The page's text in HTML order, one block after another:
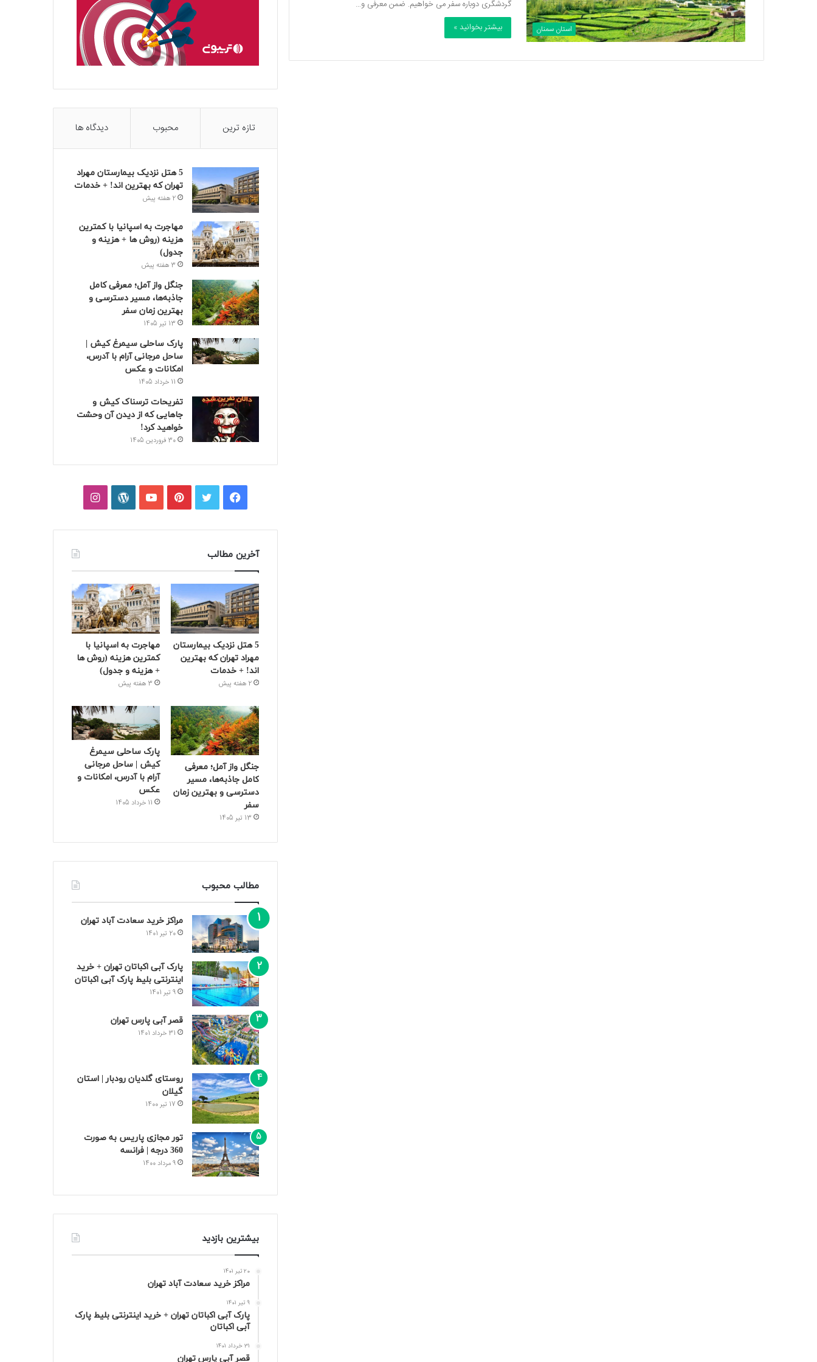
استان سمنان
گردشگری دوباره سفر می خواهیم. ضمن معرفی و…
بیشتر بخوانید »
تازه ترین محبوب دیدگاه ها
5 هتل نزدیک بیمارستان مهراد
تهران که بهترین‌ اند! + خدمات
2 هفته پیش
مهاجرت به اسپانیا با کمترین
هزینه (روش ها + هزینه و
جدول)
3 هفته پیش
جنگل واز آمل؛ معرفی کامل
جاذبه‌ها، مسیر دسترسی و
بهترین زمان سفر
13 تیر 1405
پارک ساحلی سیمرغ کیش |
ساحل مرجانی آرام با آدرس،
امکانات و عکس
11 خرداد 1405
تفریحات ترسناک کیش و
جاهایی که از دیدن آن وحشت
خواهید کرد!
30 فروردین 1405
فیسبوکتوییترپینتریستیوتیوبوردپرساینستاگرام
آخرین مطالب
5 هتل نزدیک بیمارستان
مهراد تهران که بهترین‌
اند! + خدمات
2 هفته پیش
مهاجرت به اسپانیا با
کمترین هزینه (روش ها
+ هزینه و جدول)
3 هفته پیش
جنگل واز آمل؛ معرفی
کامل جاذبه‌ها، مسیر
دسترسی و بهترین زمان
سفر
13 تیر 1405
پارک ساحلی سیمرغ
کیش | ساحل مرجانی
آرام با آدرس، امکانات و
عکس
11 خرداد 1405
مطالب محبوب
مراکز خرید سعادت‌ آباد تهران
20 تیر 1401
پارک آبی اکباتان تهران + خرید
اینترنتی بلیط پارک آبی اکباتان
9 تیر 1401
قصر آبی پارس تهران
31 خرداد 1401
روستای گلدیان رودبار | استان
گیلان
17 تیر 1400
تور مجازی پاریس به صورت
360 درجه | فرانسه
9 مرداد 1400
بیشترین بازدید
20 تیر 1401
مراکز خرید سعادت‌ آباد تهران
9 تیر 1401
پارک آبی اکباتان تهران + خرید اینترنتی بلیط پارک
آبی اکباتان
31 خرداد 1401
قصر آبی پارس تهران